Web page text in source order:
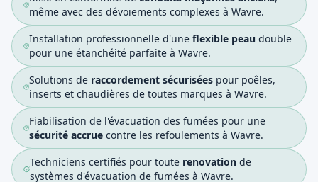
même avec des dévoiements complexes à Wavre.
Installation professionnelle d'uneflexible peau double
pour une étanchéité parfaite à Wavre.
Solutions de raccordement sécuriséespour poêles,
inserts et chaudières de toutes marques à Wavre.
Fiabilisation de l'évacuation des fumées pour une
sécurité accruecontre les refoulements à Wavre.
Techniciens certifiés pour toute renovationde
systèmes d'évacuation de fumées à Wavre.